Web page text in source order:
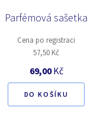
Parfémová sašetka
Cena po registraci
57,50 Kč
69,00Kč
DO KOŠÍKU